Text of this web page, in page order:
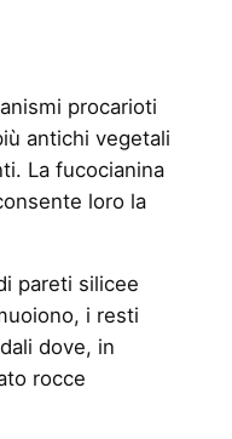
procarioti
antichi vegetali
La fucocianina
loro la
pareti silicee
i resti
dove, in
rocce